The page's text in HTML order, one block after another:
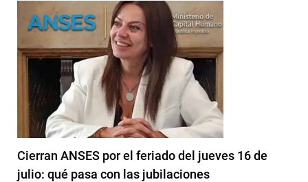
Cierran ANSES por el feriado del jueves 16 de
julio: qué pasa con las jubilaciones